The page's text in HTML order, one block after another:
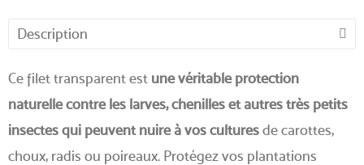
Description
Ce filet transparent est une véritable protection
naturelle contre les larves, chenilles et autres très petits
insectes qui peuvent nuire à vos culturesde carottes,
choux, radis ou poireaux. Protégez vos plantations